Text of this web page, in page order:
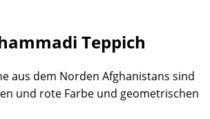
Teppich
aus dem Norden Afghanistans sind
und rote Farbe und geometrischen